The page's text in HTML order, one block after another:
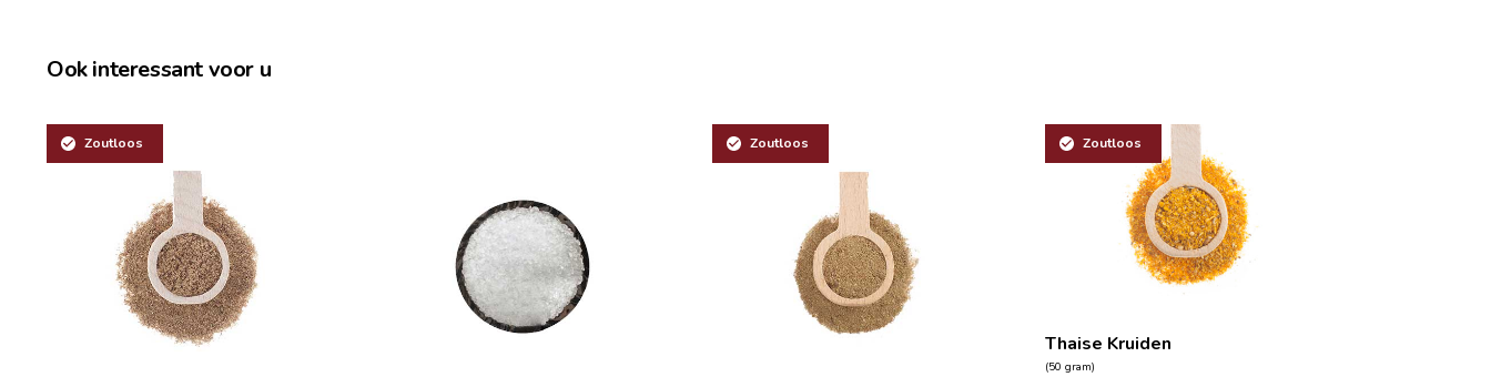
Ook interessant voor u
Zoutloos Zoutloos Zoutloos
Thaise Kruiden
(50 gram)